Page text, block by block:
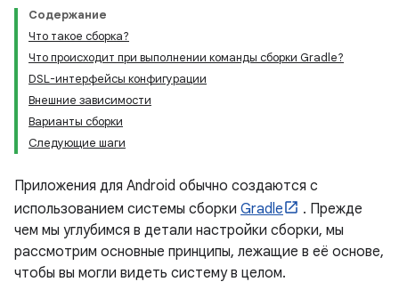
Содержание
Что такое сборка?
Что происходит при выполнении команды сборки Gradle?
DSL-интерфейсы конфигурации
Внешние зависимости
Варианты сборки
Следующие шаги
Приложения для Android обычно создаются с
использованием системы сборки Gradle
. Прежде
чем мы углубимся в детали настройки сборки, мы
рассмотрим основные принципы, лежащие в её основе,
чтобы вы могли видеть систему в целом.